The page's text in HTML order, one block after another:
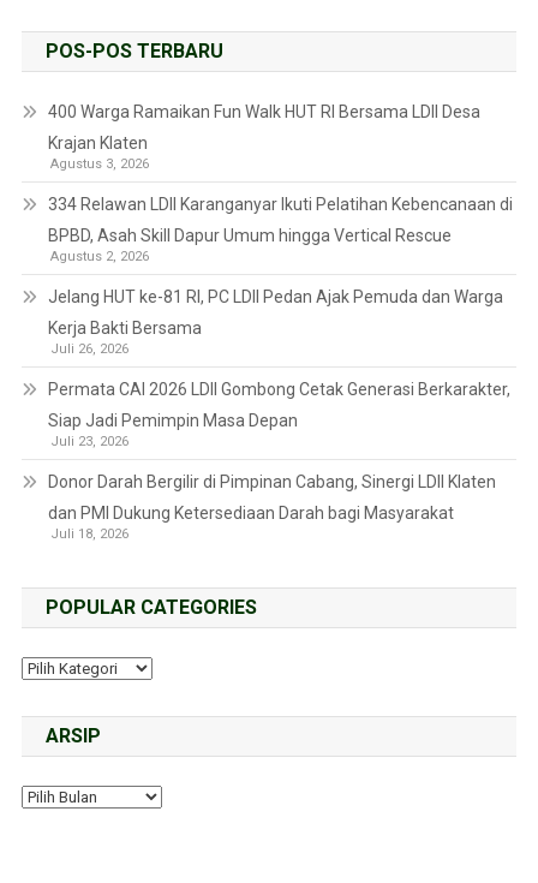
POS-POS TERBARU
400 Warga Ramaikan Fun Walk HUT RI Bersama LDII Desa
Krajan Klaten
Agustus 3, 2026
334 Relawan LDII Karanganyar Ikuti Pelatihan Kebencanaan di
BPBD, Asah Skill Dapur Umum hingga Vertical Rescue
Agustus 2, 2026
Jelang HUT ke-81 RI, PC LDII Pedan Ajak Pemuda dan Warga
Kerja Bakti Bersama
Juli 26, 2026
Permata CAI 2026 LDII Gombong Cetak Generasi Berkarakter,
Siap Jadi Pemimpin Masa Depan
Juli 23, 2026
Donor Darah Bergilir di Pimpinan Cabang, Sinergi LDII Klaten
dan PMI Dukung Ketersediaan Darah bagi Masyarakat
Juli 18, 2026
POPULAR CATEGORIES
ARSIP